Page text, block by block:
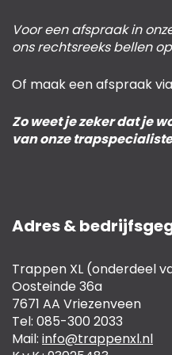
Voor een afspraak in
ons rechtsreeks bellen
Of maak een afspraak
Zo weet je zeker dat je
van onze
Adres &
Trappen XL (onderdeel
Oosteinde 36a
7671 AA Vriezenveen
Tel: 085-300 2033
Mail: info@trappenxl.nl